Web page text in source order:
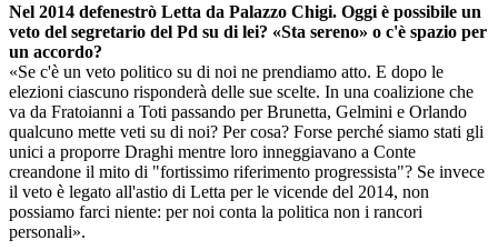
Nel 2014 defenestrò Letta da Palazzo Chigi. Oggi è possibile un
veto del segretario del Pd su di lei? «Sta sereno» o c'è spazio per
un accordo?
«Se c'è un veto politico su di noi ne prendiamo atto. E dopo le
elezioni ciascuno risponderà delle sue scelte. In una coalizione che
va da Fratoianni a Toti passando per Brunetta, Gelmini e Orlando
qualcuno mette veti su di noi? Per cosa? Forse perché siamo stati gli
unici a proporre Draghi mentre loro inneggiavano a Conte
creandone il mito di "fortissimo riferimento progressista"? Se invece
il veto è legato all'astio di Letta per le vicende del 2014, non
possiamo farci niente: per noi conta la politica non i rancori
personali».